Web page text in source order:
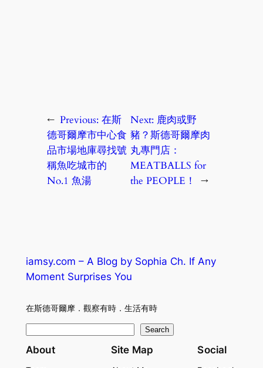
← Previous: 在斯
德哥爾摩市中心食
品市場地庫尋找號
稱魚吃城市的
No.1 魚湯
Next: 鹿肉或野
豬？斯德哥爾摩肉
丸專門店：
MEATBALLS for
the PEOPLE！
→
iamsy.com – A Blog by Sophia Ch. If Any
Moment Surprises You
在斯德哥爾摩．觀察有時．生活有時
e
Search
About Site Map Social